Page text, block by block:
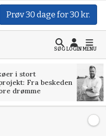
Prøv 30 dage for 30 kr.
SØGLOGINMENU
i stort
Fra beskeden
drømme